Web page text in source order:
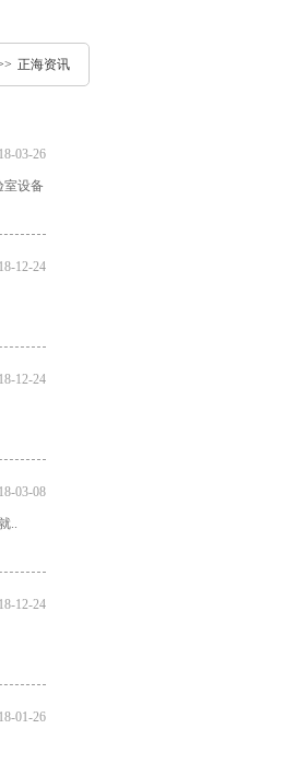
正海资讯
03-26
室设备
12-24
12-24
03-08
..
12-24
01-26